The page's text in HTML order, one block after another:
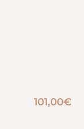
101,00€